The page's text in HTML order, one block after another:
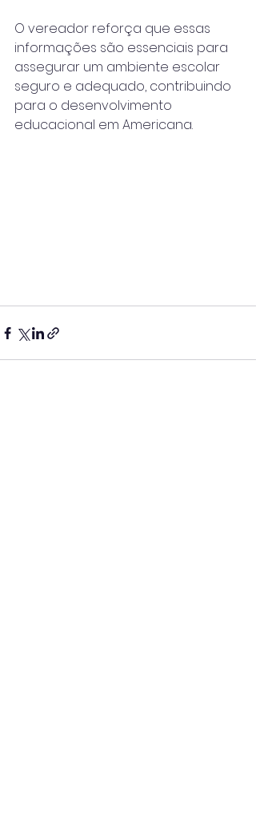
O vereador reforça que essas
informações são essenciais para
assegurar um ambiente escolar
seguro e adequado, contribuindo
para o desenvolvimento
educacional em Americana.